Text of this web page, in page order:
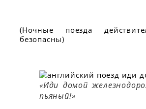
(Ночные поезда
безопасны)
«Иди домой
пьяный!»